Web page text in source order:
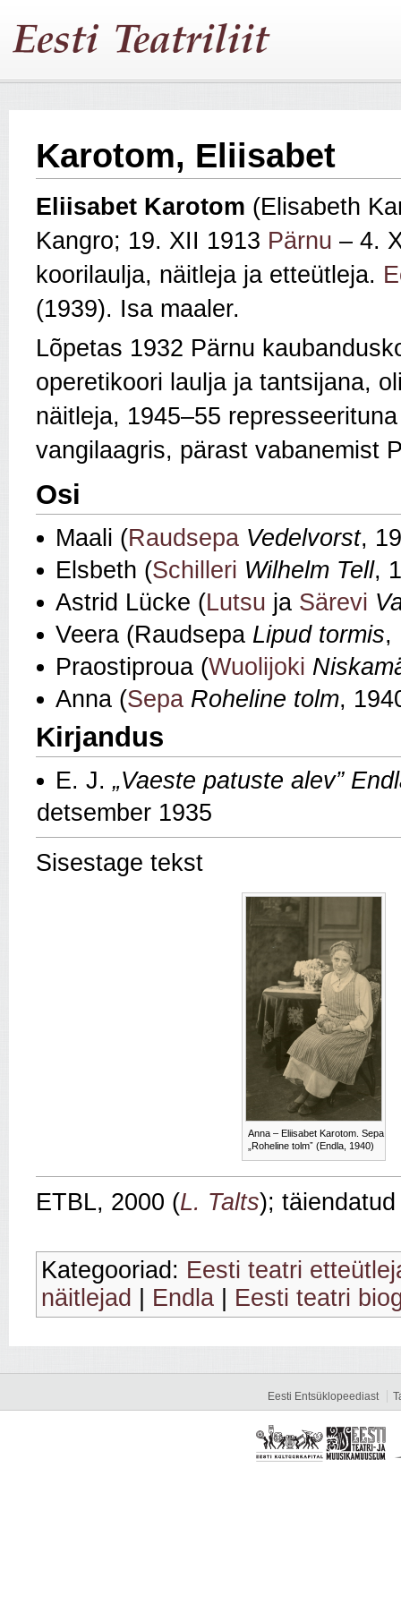
Karotom, Eliisabet
Eliisabet Karotom (Elisabeth
Kangro; 19. XII 1913 Pärnu – 4.
koorilaulja, näitleja ja etteütleja.
(1939). Isa maaler.
Lõpetas 1932 Pärnu
operetikoori laulja ja tantsijana,
näitleja, 1945–55
vangilaagris, pärast vabanemist
Osi
Maali (Raudsepa Vedelvorst,
Elsbeth (Schilleri Wilhelm Tell,
Astrid Lücke (Lutsu ja Särevi
Veera (Raudsepa Lipud tormis,
Praostiproua (Wuolijoki
Anna (Sepa Roheline tolm,
Kirjandus
E. J.„Vaeste patuste alev”
detsember 1935
Sisestage tekst
Anna – Eliisabet Karotom. Sepa
„Roheline tolmˮ (Endla, 1940)
ETBL, 2000 (L. Talts);
Kategooriad: Eesti teatri
näitlejad
Endla Eesti teatri
Eesti Entsüklopeediast